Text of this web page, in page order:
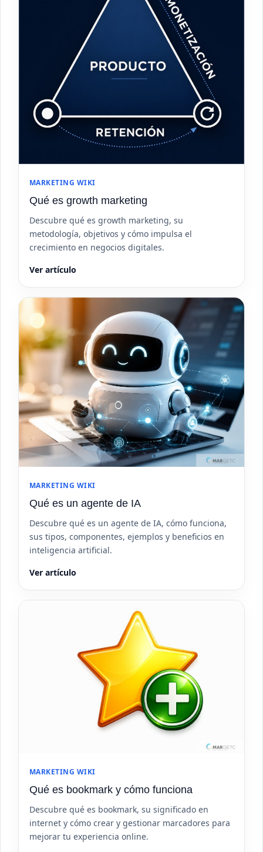
MARKETING WIKI
Qué es growth marketing
Descubre qué es growth marketing, su
metodología, objetivos y cómo impulsa el
crecimiento en negocios digitales.
Ver artículo
MARKETING WIKI
Qué es un agente de IA
Descubre qué es un agente de IA, cómo funciona,
sus tipos, componentes, ejemplos y beneficios en
inteligencia artificial.
Ver artículo
MARKETING WIKI
Qué es bookmark y cómo funciona
Descubre qué es bookmark, su significado en
internet y cómo crear y gestionar marcadores para
mejorar tu experiencia online.